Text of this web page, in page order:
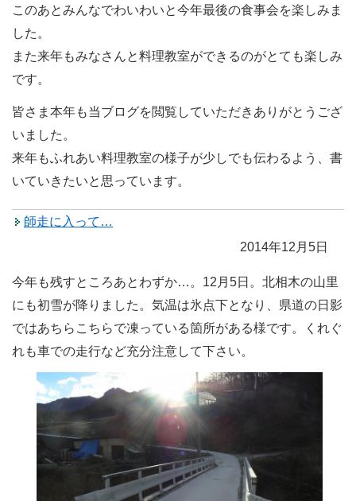
このあとみんなでわいわいと今年最後の食事会を楽しみま
した。
また来年もみなさんと料理教室ができるのがとても楽しみ
です。
皆さま本年も当ブログを閲覧していただきありがとうござ
いました。
来年もふれあい料理教室の様子が少しでも伝わるよう、書
いていきたいと思っています。
師走に入って…
2014年12月5日
今年も残すところあとわずか…。12月5日。北相木の山里
にも初雪が降りました。気温は氷点下となり、県道の日影
ではあちらこちらで凍っている箇所がある様です。くれぐ
れも車での走行など充分注意して下さい。